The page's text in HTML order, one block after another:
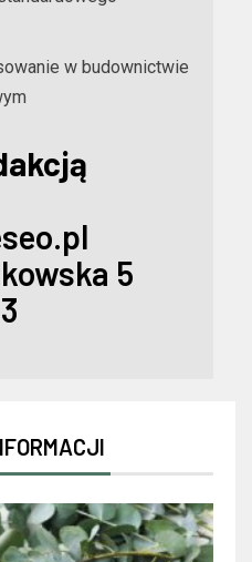
w budownictwie
5